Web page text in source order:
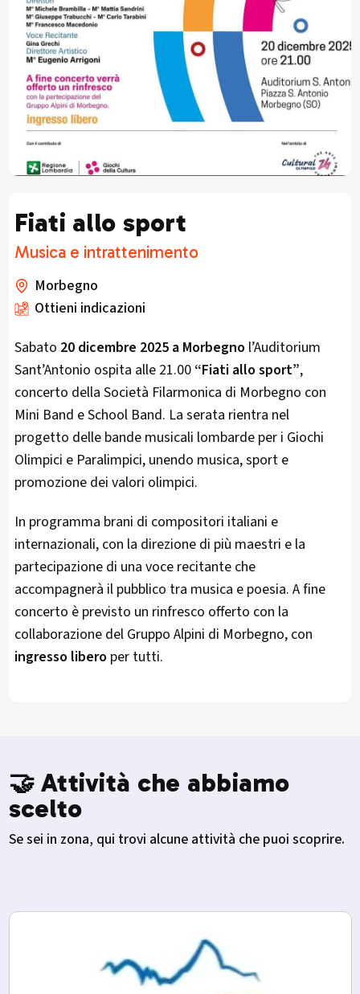
Fiati allo sport
Musica e intrattenimento
Morbegno
Ottieni indicazioni
Sabato 20 dicembre 2025 a Morbegno l’Auditorium
Sant’Antonio ospita alle 21.00 “Fiati allo sport”,
concerto della Società Filarmonica di Morbegno con
Mini Band e School Band. La serata rientra nel
progetto delle bande musicali lombarde per i Giochi
Olimpici e Paralimpici, unendo musica, sport e
promozione dei valori olimpici.
In programma brani di compositori italiani e
internazionali, con la direzione di più maestri e la
partecipazione di una voce recitante che
accompagnerà il pubblico tra musica e poesia. A fine
concerto è previsto un rinfresco offerto con la
collaborazione del Gruppo Alpini di Morbegno, con
ingresso libero per tutti.
🤝 Attività che abbiamo
scelto
Se sei in zona, qui trovi alcune attività che puoi scoprire.